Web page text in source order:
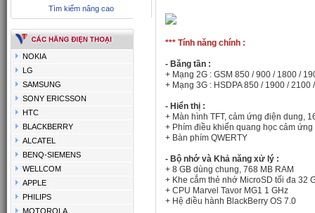
Tìm kiếm nâng cao
NOKIA
LG
SAMSUNG
SONY ERICSSON
HTC
BLACKBERRY
ALCATEL
BENQ-SIEMENS
WELLCOM
APPLE
PHILIPS
MOTOROLA
*** Tính năng chính :
- Băng tần :
+ Mạng 2G : GSM 850 / 900 / 1800 /
+ Mạng 3G : HSDPA 850 / 1900 / 2100
- Hiển thị :
+ Màn hình TFT, cảm ứng điện dung,
+ Phím điều khiển quang học cảm ứng
+ Bàn phím QWERTY
- Bộ nhớ và Khả năng xử lý :
+ 8 GB dùng chung, 768 MB RAM
+ Khe cắm thẻ nhớ MicroSD tối đa 32
+ CPU Marvel Tavor MG1 1 GHz
+ Hệ điều hành BlackBerry OS 7.0